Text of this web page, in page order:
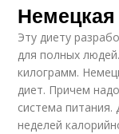
Эту диету
для полных
килограмм.
диет. Причем
система
неделей